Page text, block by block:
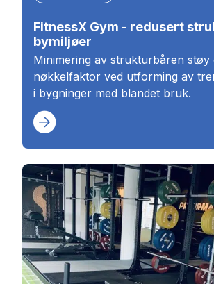
FitnessX Gym - redusert
bymiljøer
Minimering av strukturbåren støy
nøkkelfaktor ved utforming av
i bygninger med blandet bruk.